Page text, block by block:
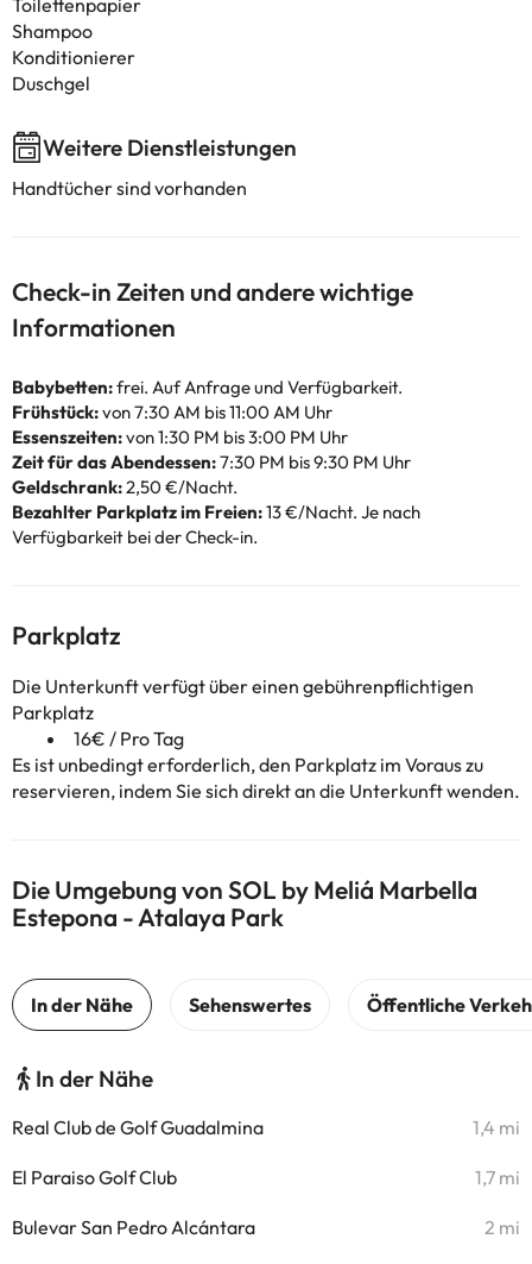
Toilettenpapier
Shampoo
Konditionierer
Duschgel
Weitere Dienstleistungen
Handtücher sind vorhanden
Check-in Zeiten und andere wichtige
Informationen
Babybetten:frei. Auf Anfrage und Verfügbarkeit.
Frühstück:von 7:30 AM bis 11:00 AM Uhr
Essenszeiten:von 1:30 PM bis 3:00 PM Uhr
Zeit für das Abendessen:7:30 PM bis 9:30 PM Uhr
Geldschrank:2,50 €/Nacht.
Bezahlter Parkplatz im Freien:13 €/Nacht. Je nach
Verfügbarkeit bei der Check-in.
Parkplatz
Die Unterkunft verfügt über einen gebührenpflichtigen
Parkplatz
16€ / Pro Tag
Es ist unbedingt erforderlich, den Parkplatz im Voraus zu
reservieren, indem Sie sich direkt an die Unterkunft wenden.
Die Umgebung von SOL by Meliá Marbella
Estepona - Atalaya Park
In der Nähe
Real Club de Golf Guadalmina 1,4 mi
El Paraiso Golf Club 1,7 mi
Bulevar San Pedro Alcántara 2 mi